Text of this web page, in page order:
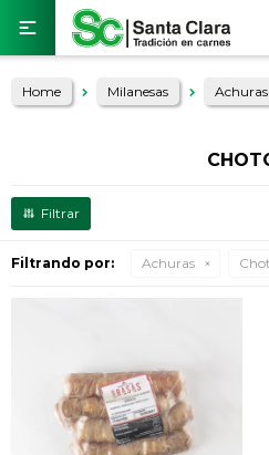

Home Milanesas Achuras
Filtrando por: Achuras